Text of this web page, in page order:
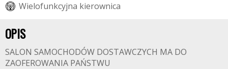
Wielofunkcyjna kierownica
OPIS
SALON SAMOCHODÓW DOSTAWCZYCH MA DO
ZAOFEROWANIA PAŃSTWU